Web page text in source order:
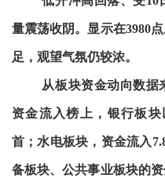
量震荡收阴。显示在3980
足，观望气氛仍较浓。
从板块资金动向数据
资金流入榜上，银行板
首；水电板块，资金流入
备板块、公共事业板块的